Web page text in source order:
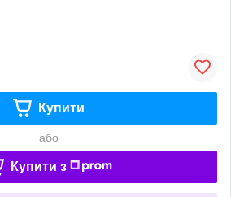
Купити
або
Купити з